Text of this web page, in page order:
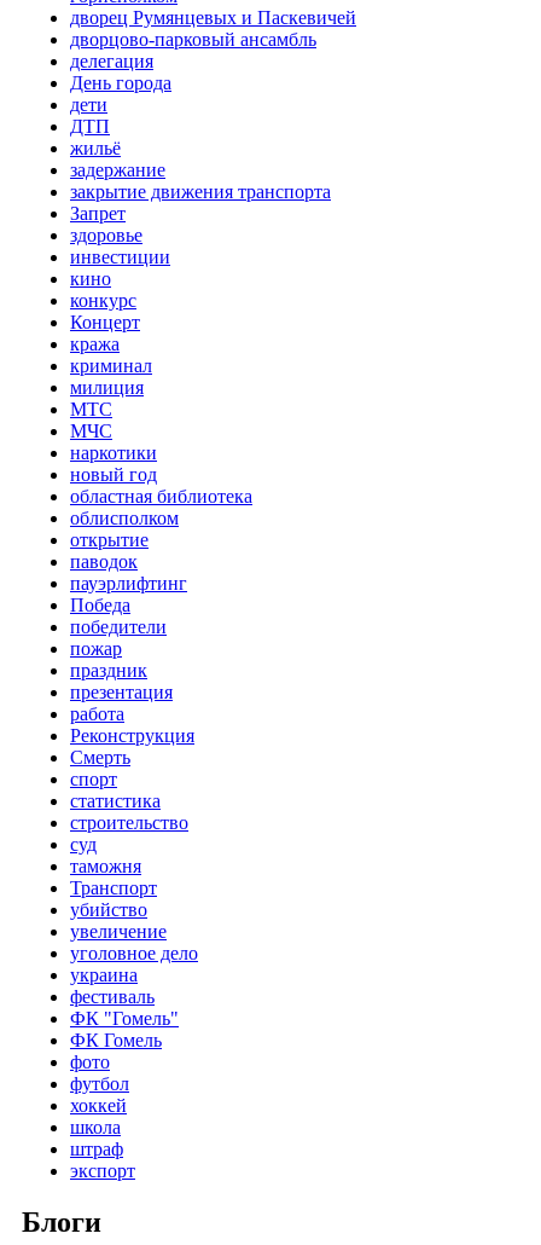
дворец Румянцевых и Паскевичей
дворцово-парковый ансамбль
делегация
День города
дети
ДТП
жильё
задержание
закрытие движения транспорта
Запрет
здоровье
инвестиции
кино
конкурс
Концерт
кража
криминал
милиция
МТС
МЧС
наркотики
новый год
областная библиотека
облисполком
открытие
паводок
пауэрлифтинг
Победа
победители
пожар
праздник
презентация
работа
Реконструкция
Смерть
спорт
статистика
строительство
суд
таможня
Транспорт
убийство
увеличение
уголовное дело
украина
фестиваль
ФК "Гомель"
ФК Гомель
фото
футбол
хоккей
школа
штраф
экспорт
Блоги